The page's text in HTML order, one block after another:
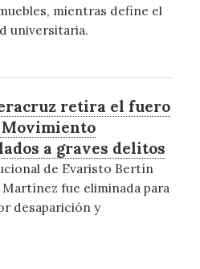
mientras define el
universitaria.
retira el fuero
Movimiento
a graves delitos
de Evaristo Bertín
Martínez fue eliminada para
desaparición y